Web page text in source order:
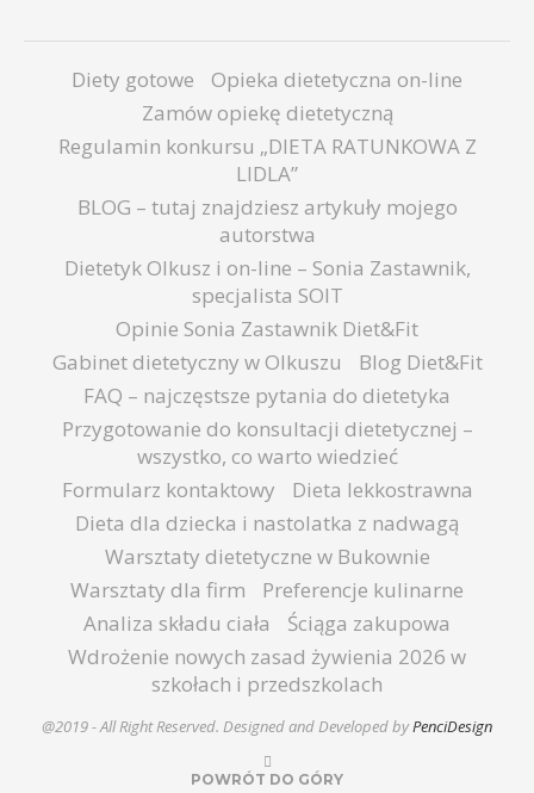
Diety gotowe
Opieka dietetyczna on-line
Zamów opiekę dietetyczną
Regulamin konkursu „DIETA RATUNKOWA Z
LIDLA”
BLOG – tutaj znajdziesz artykuły mojego
autorstwa
Dietetyk Olkusz i on-line – Sonia Zastawnik,
specjalista SOIT
Opinie Sonia Zastawnik Diet&Fit
Gabinet dietetyczny w Olkuszu
Blog Diet&Fit
FAQ – najczęstsze pytania do dietetyka
Przygotowanie do konsultacji dietetycznej –
wszystko, co warto wiedzieć
Formularz kontaktowy
Dieta lekkostrawna
Dieta dla dziecka i nastolatka z nadwagą
Warsztaty dietetyczne w Bukownie
Warsztaty dla firm
Preferencje kulinarne
Analiza składu ciała
Ściąga zakupowa
Wdrożenie nowych zasad żywienia 2026 w
szkołach i przedszkolach
@2019 - All Right Reserved. Designed and Developed byPenciDesign
POWRÓT DO GÓRY